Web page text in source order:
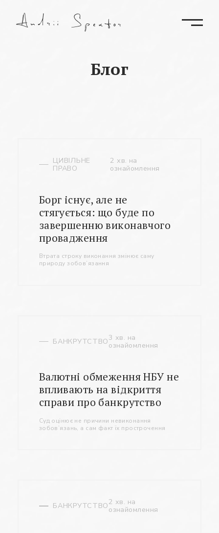
Блог
ЦИВІЛЬНЕ
ПРАВО
2 хв. на
ознайомлення
Борг існує, але не
стягується: що буде по
завершенню виконавчого
провадження
Втрата строку виконання змінює саму
природу зобов’язання
БАНКРУТСТВО3 хв. на
ознайомлення
Валютні обмеження НБУ не
впливають на відкриття
справи про банкрутство
Суд оцінює не причини невиконання
зобов’язань, а сам факт їх прострочення
БАНКРУТСТВО2 хв. на
ознайомлення